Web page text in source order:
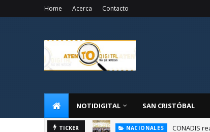
Home Acerca Contacto
NOTIDIGITAL SAN CRISTÓBAL
TICKER
NACIONALES